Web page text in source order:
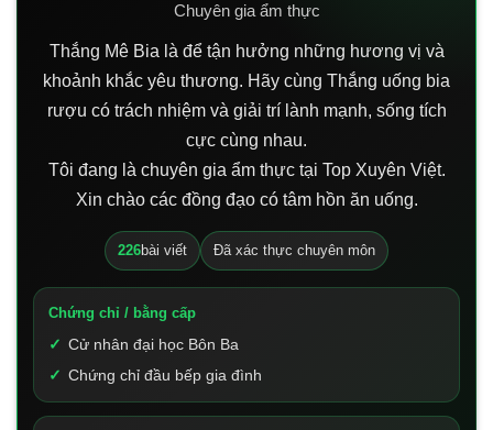
Chuyên gia ẩm thực
Thắng Mê Bia là để tận hưởng những hương vị và
khoảnh khắc yêu thương. Hãy cùng Thắng uống bia
rượu có trách nhiệm và giải trí lành mạnh, sống tích
cực cùng nhau.
Tôi đang là chuyên gia ẩm thực tại Top Xuyên Việt.
Xin chào các đồng đạo có tâm hồn ăn uống.
226bài viết Đã xác thực chuyên môn
Chứng chỉ / bằng cấp
Cử nhân đại học Bôn Ba
Chứng chỉ đầu bếp gia đình